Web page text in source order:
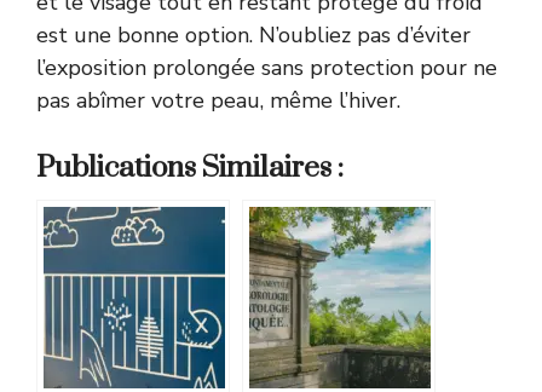
est une bonne option. N’oubliez pas d’éviter
l’exposition prolongée sans protection pour ne
pas abîmer votre peau, même l’hiver.
Publications Similaires :